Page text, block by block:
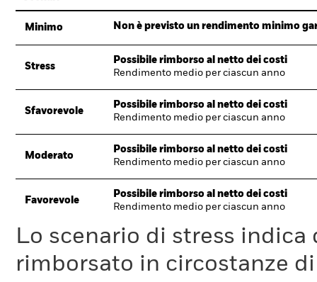
Minimo Non è previsto un rendimento minimo
Stress
Possibile rimborso al netto dei costi
Rendimento medio per ciascun anno
Sfavorevole
Possibile rimborso al netto dei costi
Rendimento medio per ciascun anno
Moderato
Possibile rimborso al netto dei costi
Rendimento medio per ciascun anno
Favorevole
Possibile rimborso al netto dei costi
Rendimento medio per ciascun anno
Lo scenario di stress
rimborsato in circostanze